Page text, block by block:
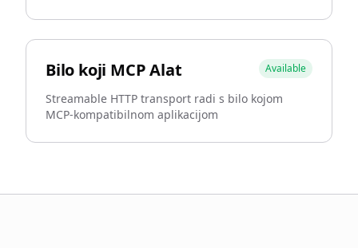
Bilo koji MCP Alat Available
Streamable HTTP transport radi s bilo kojom
MCP-kompatibilnom aplikacijom